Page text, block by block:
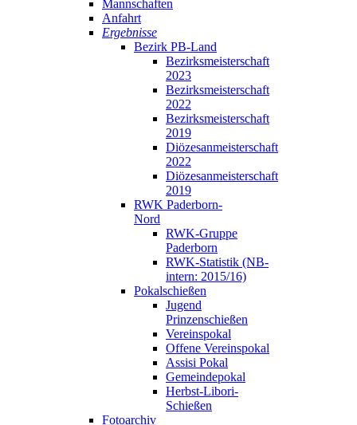
Mannschaften
Anfahrt
Ergebnisse
Bezirk PB-Land
Bezirksmeisterschaft
2023
Bezirksmeisterschaft
2022
Bezirksmeisterschaft
2019
Diözesanmeisterschaft
2022
Diözesanmeisterschaft
2019
RWK Paderborn-
Nord
RWK-Gruppe
Paderborn
RWK-Statistik (NB-
intern: 2015/16)
Pokalschießen
Jugend
Prinzenschießen
Vereinspokal
Offene Vereinspokal
Assisi Pokal
Gemeindepokal
Herbst-Libori-
Schießen
Fotoarchiv